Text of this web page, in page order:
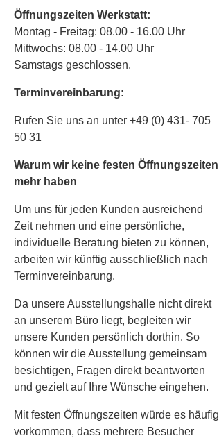
Öffnungszeiten Werkstatt:
Montag - Freitag: 08.00 - 16.00 Uhr
Mittwochs: 08.00 - 14.00 Uhr
Samstags geschlossen.
Terminvereinbarung:
Rufen Sie uns an unter +49 (0) 431- 705
50 31
Warum wir keine festen Öffnungszeiten
mehr haben
Um uns für jeden Kunden ausreichend
Zeit nehmen und eine persönliche,
individuelle Beratung bieten zu können,
arbeiten wir künftig ausschließlich nach
Terminvereinbarung.
Da unsere Ausstellungshalle nicht direkt
an unserem Büro liegt, begleiten wir
unsere Kunden persönlich dorthin. So
können wir die Ausstellung gemeinsam
besichtigen, Fragen direkt beantworten
und gezielt auf Ihre Wünsche eingehen.
Mit festen Öffnungszeiten würde es häufig
vorkommen, dass mehrere Besucher